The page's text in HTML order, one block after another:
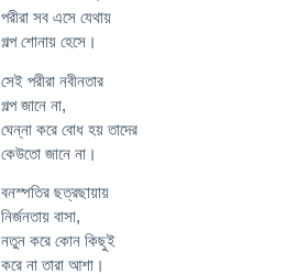
পরীরা সব এসে যেথায়
গল্প শোনায় হেসে।
সেই পরীরা নবীনতার
গল্প জানে না,
ঘেন্না করে বোধ হয় তাদের
কেউতো জানে না।
বনস্পতির ছত্রছায়ায়
নির্জনতায় বাসা,
নতুন করে কোন কিছুই
করে না তারা আশা।